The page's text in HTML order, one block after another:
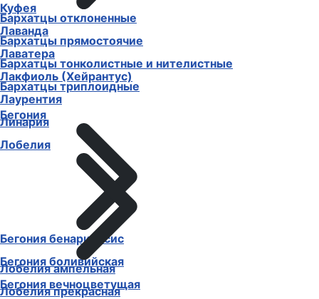
Бархатцы отклоненные
Бархатцы прямостоячие
Бархатцы тонколистные и нителистные
Бархатцы триплоидные
Бегония
Бегония бенариенсис
Бегония боливийская
Бегония вечноцветущая
Куфея
Лаванда
Лаватера
Лакфиоль (Хейрантус)
Лаурентия
Линария
Лобелия
Лобелия ампельная
Лобелия прекрасная